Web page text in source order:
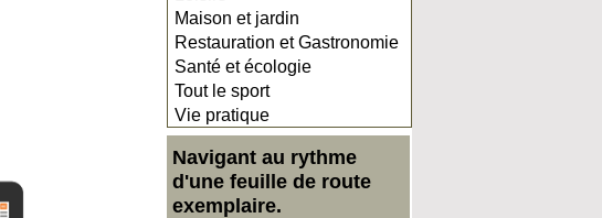
Maison et jardin
Restauration et Gastronomie
Santé et écologie
Tout le sport
Vie pratique
Navigant au rythme
d'une feuille de route
exemplaire.